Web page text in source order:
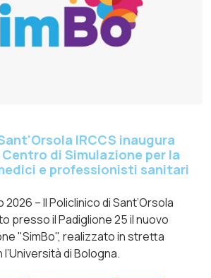
IRCCS inaugura
di Simulazione per la
e professionisti sanitari
– Il Policlinico di Sant’Orsola
presso il Padiglione 25 il nuovo
"SimBo", realizzato in stretta
di Bologna.